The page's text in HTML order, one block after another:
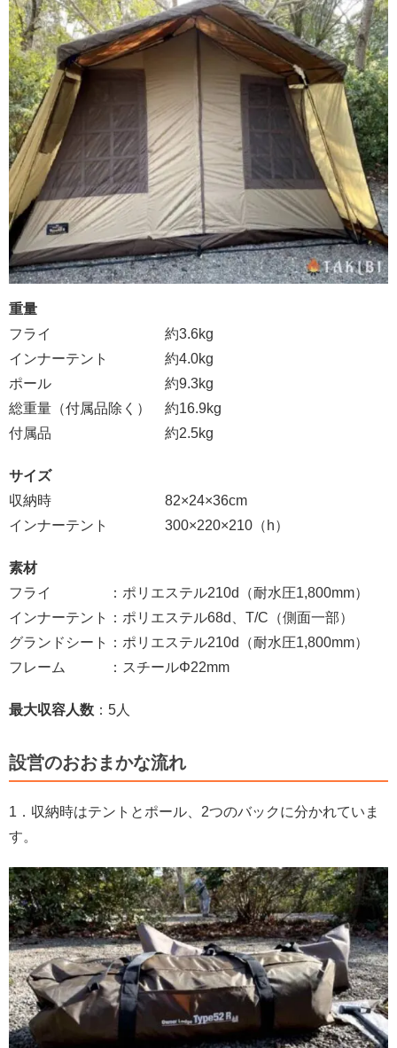
重量
フライ 約3.6kg
インナーテント 約4.0kg
ポール 約9.3kg
総重量（付属品除く） 約16.9kg
付属品 約2.5kg
サイズ
収納時 82×24×36cm
インナーテント 300×220×210（h）
素材
フライ ：ポリエステル210d（耐水圧1,800mm）
インナーテント：ポリエステル68d、T/C（側面一部）
グランドシート：ポリエステル210d（耐水圧1,800mm）
フレーム ：スチールΦ22mm
最大収容人数 ：5人
設営のおおまかな流れ
1．収納時はテントとポール、2つのバックに分かれていま
す。